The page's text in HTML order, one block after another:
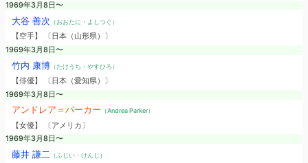
1969年3月8日〜
大谷 善次 （おおたに・よしつぐ）
【空手】 〔日本（山形県）〕
1969年3月8日〜
竹内 康博（たけうち・やすひろ）
【俳優】 〔日本（愛知県）〕
1969年3月8日〜
アンドレア＝パーカー （Andrea Parker）
【女優】 〔アメリカ〕
1969年3月8日〜
藤井 謙二 （ふじい・けんじ）